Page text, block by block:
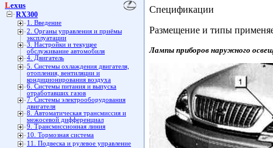
Lexus
RX300
1. Введение
2. Органы управления и приёмы
эксплуатации
3. Настройки и текущее
обслуживание автомобиля
4. Двигатель
5. Системы охлаждения двигателя,
отопления, вентиляции и
кондиционирования воздуха
6. Системы питания и выпуска
отработавших газов
7. Системы электрооборудования
двигателя
8. Автоматическая трансмиссия и
межосевой дифференциал
9. Трансмиссионная линия
10. Тормозная система
11. Подвеска и рулевое управление
Спецификации
Размещение и типы
Лампы приборов наружного